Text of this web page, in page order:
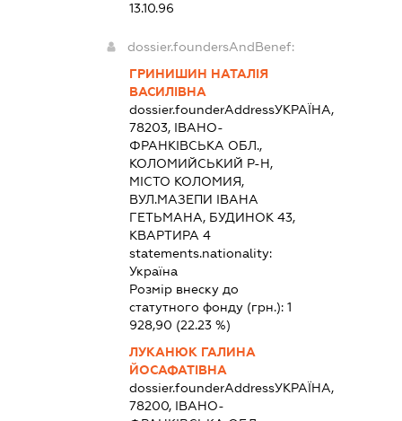
13.10.96
dossier.foundersAndBenef:
ГРИНИШИН НАТАЛІЯ
ВАСИЛІВНА
dossier.founderAddressУКРАЇНА,
78203, ІВАНО-
ФРАНКІВСЬКА ОБЛ.,
КОЛОМИЙСЬКИЙ Р-Н,
МІСТО КОЛОМИЯ,
ВУЛ.МАЗЕПИ ІВАНА
ГЕТЬМАНА, БУДИНОК 43,
КВАРТИРА 4
statements.nationality:
Україна
Розмір внеску до
статутного фонду (грн.):1
928,90 (22.23 %)
ЛУКАНЮК ГАЛИНА
ЙОСАФАТІВНА
dossier.founderAddressУКРАЇНА,
78200, ІВАНО-